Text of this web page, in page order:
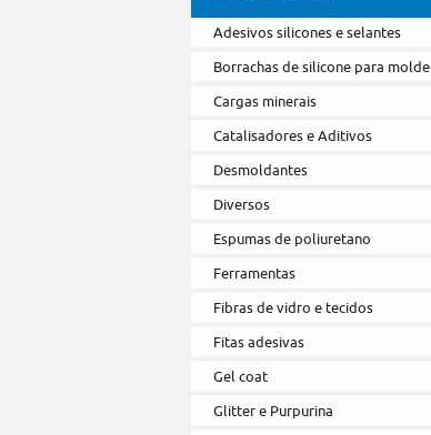
Adesivos silicones e selantes
Borrachas de silicone para molde
Cargas minerais
Catalisadores e Aditivos
Desmoldantes
Diversos
Espumas de poliuretano
Ferramentas
Fibras de vidro e tecidos
Fitas adesivas
Gel coat
Glitter e Purpurina